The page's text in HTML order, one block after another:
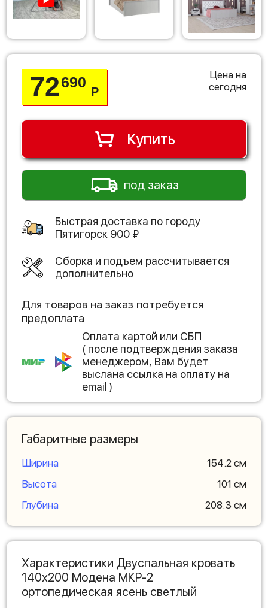
72690
Р
Цена на
сегодня
Купить
под заказ
Быстрая доставка по городу
Пятигорск 900 ₽
Сборка и подъем рассчитывается
дополнительно
Для товаров на заказ потребуется
предоплата
Оплата картой или СБП
( после подтверждения заказа
менеджером, Вам будет
выслана ссылка на оплату на
email )
Габаритные размеры
Ширина
154.2 см
Высота
101 см
Глубина
208.3 см
Характеристики Двуспальная кровать
140х200 Модена МКР-2
ортопедическая ясень светлый